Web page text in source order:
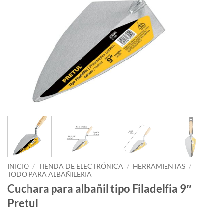
INICIO / TIENDA DE ELECTRÓNICA / HERRAMIENTAS /
TODO PARA ALBAÑILERIA
Cuchara para albañil tipo Filadelfia 9″
Pretul